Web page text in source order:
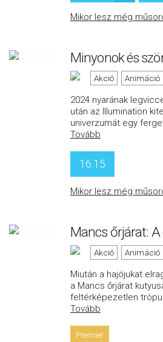
Mikor lesz még
Minyonok és
Akció Animáció
2024 nyarának
után az Illumination
univerzumát egy
Tovább
16:15
Mikor lesz még
Mancs őrjárat:
Akció Animáció
Miután a hajójukat
a Mancs őrjárat
feltérképezetlen
Tovább
Premier